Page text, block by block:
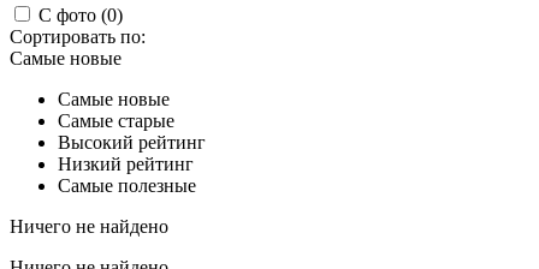
С фото (0)
Сортировать по:
Самые новые
Самые новые
Самые старые
Высокий рейтинг
Низкий рейтинг
Самые полезные
Ничего не найдено